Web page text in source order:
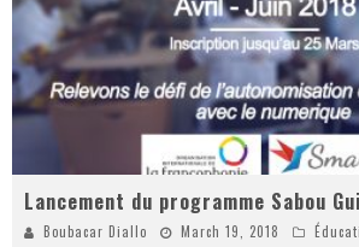
Lancement du programme Sabou
Boubacar Diallo March 19, 2018